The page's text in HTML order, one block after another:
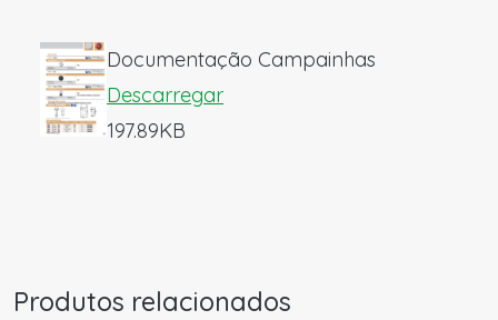
Documentação Campainhas
Descarregar
197.89KB
Produtos relacionados